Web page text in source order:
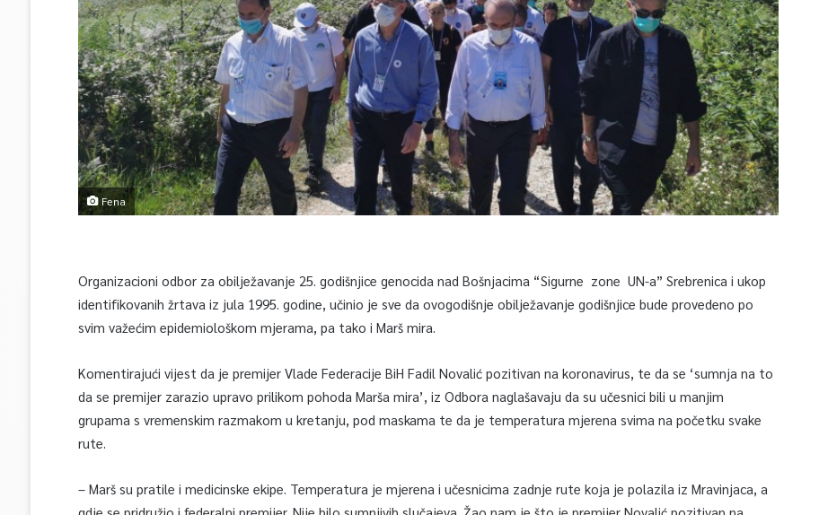
Fena
Organizacioni odbor za obilježavanje 25. godišnjice genocida nad Bošnjacima “Sigurne zone UN-a” Srebrenica i ukop
identifikovanih žrtava iz jula 1995. godine, učinio je sve da ovogodišnje obilježavanje godišnjice bude provedeno po
svim važećim epidemiološkom mjerama, pa tako i Marš mira.
Komentirajući vijest da je premijer Vlade Federacije BiH Fadil Novalić pozitivan na koronavirus, te da se ‘sumnja na to
da se premijer zarazio upravo prilikom pohoda Marša mira’, iz Odbora naglašavaju da su učesnici bili u manjim
grupama s vremenskim razmakom u kretanju, pod maskama te da je temperatura mjerena svima na početku svake
rute.
– Marš su pratile i medicinske ekipe. Temperatura je mjerena i učesnicima zadnje rute koja je polazila iz Mravinjaca, a